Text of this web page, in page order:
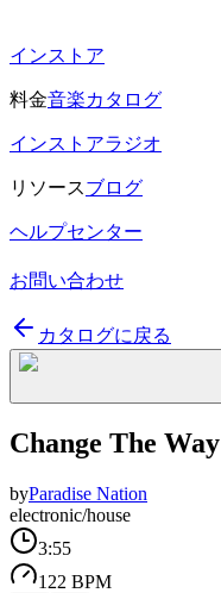
インストア
料金音楽カタログ
インストアラジオ
リソースブログ
ヘルプセンター
お問い合わせ
カタログに戻る
Change The Way
byParadise Nation
electronic/house
3:55
122 BPM